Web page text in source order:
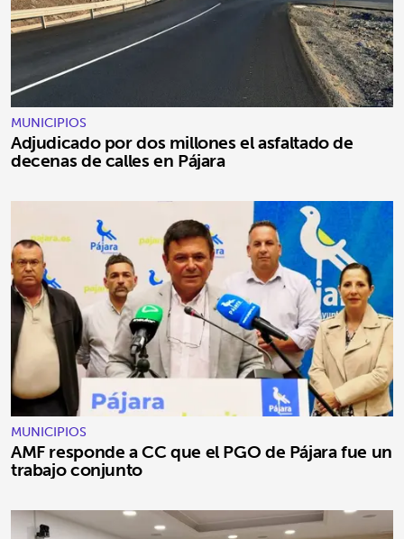
MUNICIPIOS
Adjudicado por dos millones el asfaltado de
decenas de calles en Pájara
MUNICIPIOS
AMF responde a CC que el PGO de Pájara fue un
trabajo conjunto